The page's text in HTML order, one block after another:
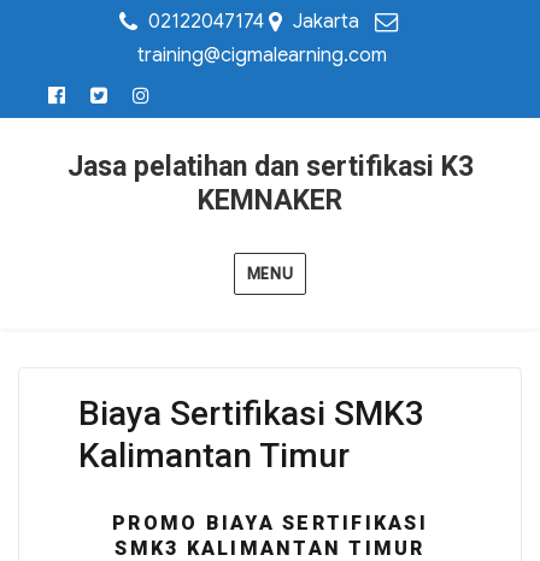
02122047174
Jakarta
training@cigmalearning.com
Jasa pelatihan dan sertifikasi K3
KEMNAKER
MENU
Biaya Sertifikasi SMK3
Kalimantan Timur
PROMO BIAYA SERTIFIKASI
SMK3 KALIMANTAN TIMUR